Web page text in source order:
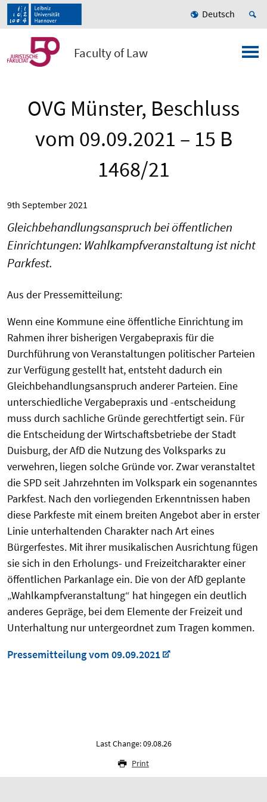
Deutsch
Faculty of Law
OVG Münster, Beschluss
vom 09.09.2021 – 15 B
1468/21
9th September 2021
Gleichbehandlungsanspruch bei öffentlichen
Einrichtungen: Wahlkampfveranstaltung ist nicht
Parkfest.
Aus der Pressemitteilung:
Wenn eine Kommune eine öffentliche Einrichtung im
Rahmen ihrer bisherigen Vergabepraxis für die
Durchführung von Veranstaltungen politischer Parteien
zur Verfügung gestellt hat, entsteht dadurch ein
Gleichbehandlungsanspruch anderer Parteien. Eine
unterschiedliche Vergabepraxis und -entscheidung
muss durch sachliche Gründe gerechtfertigt sein. Für
die Entscheidung der Wirtschaftsbetriebe der Stadt
Duisburg, der AfD die Nutzung des Volksparks zu
verwehren, liegen solche Gründe vor. Zwar veranstaltet
die SPD seit Jahrzehnten im Volkspark ein sogenanntes
Parkfest. Nach den vorliegenden Erkenntnissen haben
diese Parkfeste mit einem breiten Angebot aber in erster
Linie unterhaltenden Charakter nach Art eines
Bürgerfestes. Mit ihrer musikalischen Ausrichtung fügen
sie sich in den Erholungs- und Freizeitcharakter einer
öffentlichen Parkanlage ein. Die von der AfD geplante
„Wahlkampfveranstaltung“ hat hingegen ein deutlich
anderes Gepräge, bei dem Elemente der Freizeit und
Unterhaltung nur untergeordnet zum Tragen kommen.
Pressemitteilung vom 09.09.2021
Last Change: 09.08.26
Print